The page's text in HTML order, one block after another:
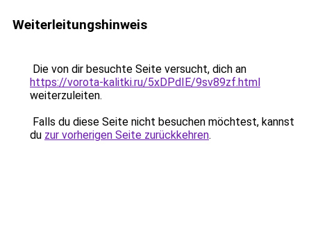
Weiterleitungshinweis
Die von dir besuchte Seite versucht, dich an
https://vorota-kalitki.ru/5xDPdIE/9sv89zf.html
weiterzuleiten.
Falls du diese Seite nicht besuchen möchtest, kannst
du zur vorherigen Seite zurückkehren.